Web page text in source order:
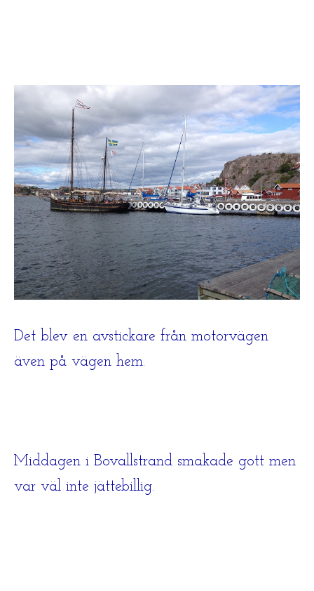
Det blev en avstickare från motorvägen
även på vägen hem.
Middagen i Bovallstrand smakade gott men
var väl inte jättebillig.